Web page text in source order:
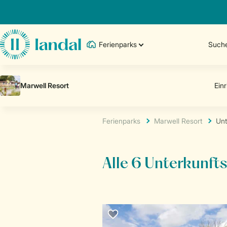
Ferienparks
Ferienparks Marwell Resort
Alle 6